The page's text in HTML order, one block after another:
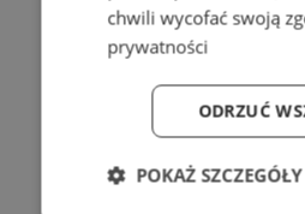
chwili wycofać swoją
prywatności
ODRZUĆ
POKAŻ SZCZEGÓŁY